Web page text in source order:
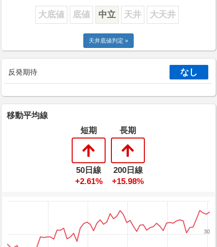
大底値 底値 中立 天井 大天井
天井底値判定 »
反発期待 なし
移動平均線
短期
50日線
+2.61%
長期
200日線
+15.98%
30